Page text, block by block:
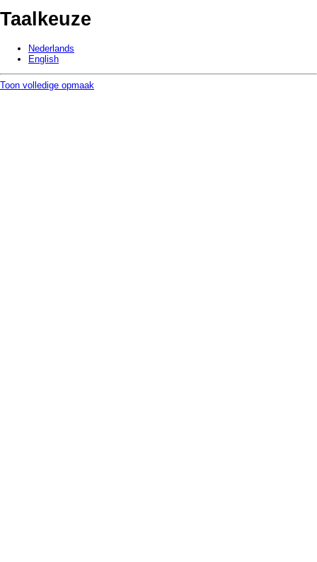
Taalkeuze
Nederlands
English
Toon volledige opmaak